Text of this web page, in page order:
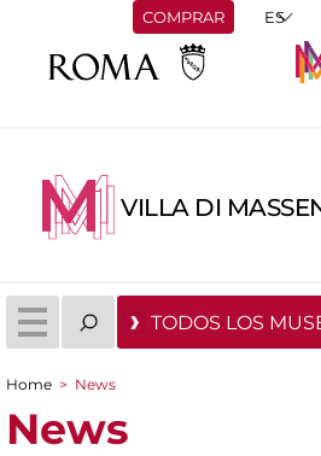
COMPRAR
VILLA DI
TODOS LOS
You are here
Home > News
News